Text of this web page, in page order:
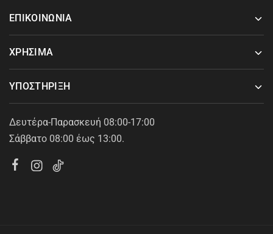
ΕΠΙΚΟΙΝΩΝΙΑ
ΧΡΗΣΙΜΑ
ΥΠΟΣΤΗΡΙΞΗ
Δευτέρα-Παρασκευή 08:00-17:00
Σάββατο 08:00 έως 13:00.